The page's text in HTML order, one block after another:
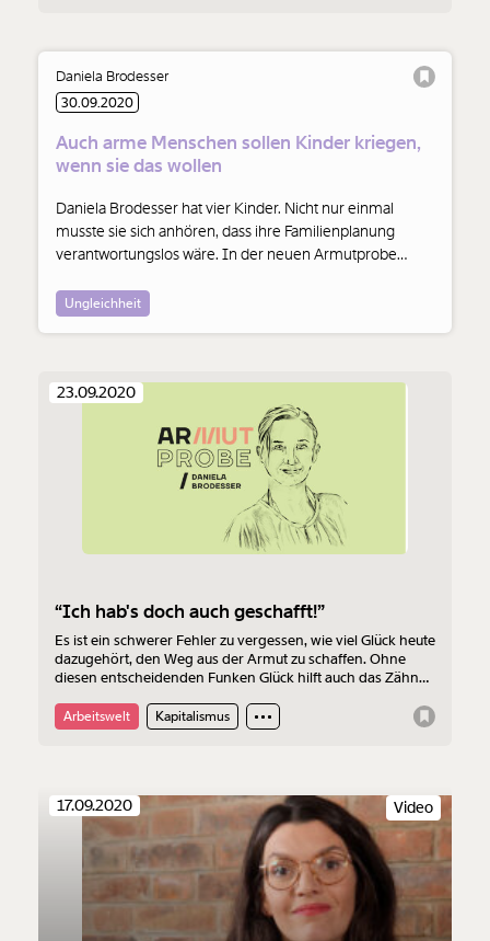
Daniela Brodesser
30.09.2020
Auch arme Menschen sollen Kinder kriegen,
wenn sie das wollen
Daniela Brodesser hat vier Kinder. Nicht nur einmal
musste sie sich anhören, dass ihre Familienplanung
verantwortungslos wäre. In der neuen Armutprobe
Ungleichheit
23.09.2020
“Ich hab's doch auch geschafft!”
Es ist ein schwerer Fehler zu vergessen, wie viel Glück heute
dazugehört, den Weg aus der Armut zu schaffen. Ohne
diesen entscheidenden Funken Glück hilft auch das Zähne
Arbeitswelt Kapitalismus
Video
17.09.2020